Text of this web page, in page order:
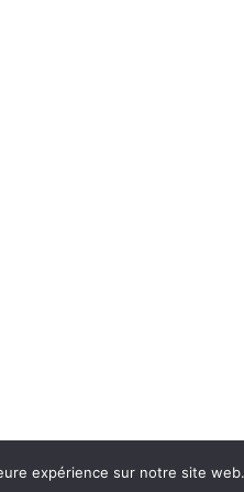
expérience sur notre site